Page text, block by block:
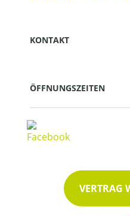
KONTAKT
ÖFFNUNGSZEITEN
VERTRAG